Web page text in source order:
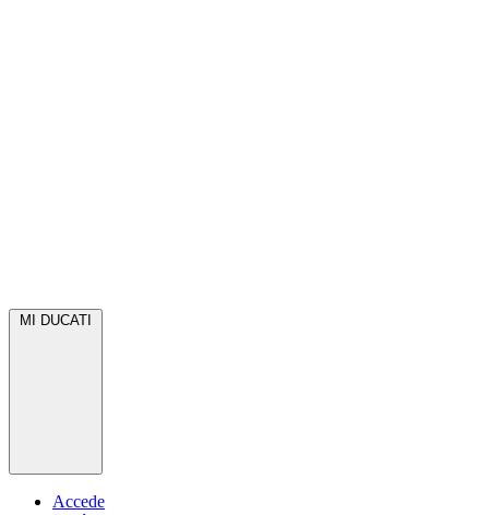
MI DUCATI
Accede